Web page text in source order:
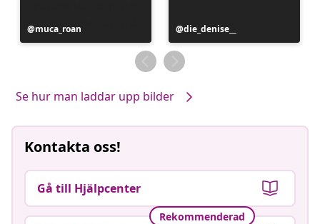
Inlägg
publicerat
muca_roan
Inlägg
publicerat
av
die_denise__
Se hur man laddar upp bilder
Kontakta oss!
Gå till Hjälpcenter
Rekommenderad